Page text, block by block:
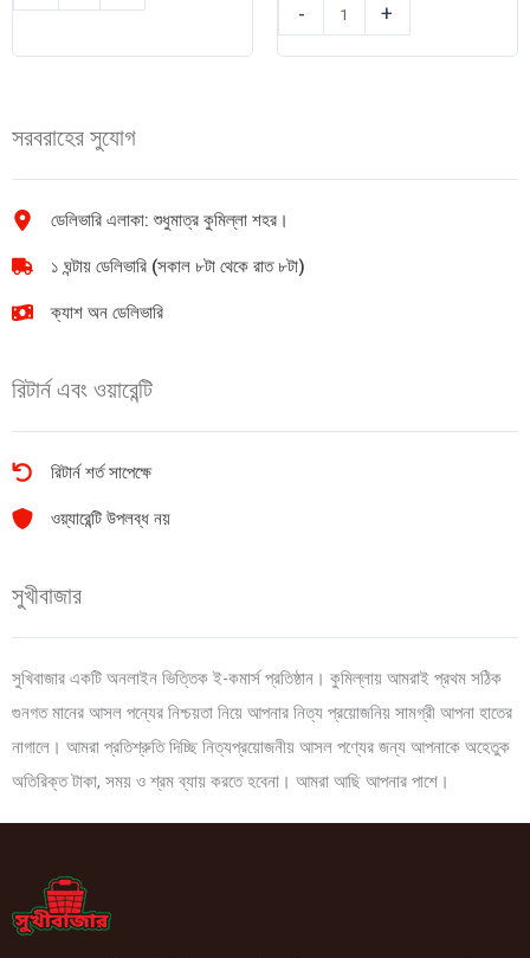
লাল
সস
-
APPLE
CIDER
+
সরবরাহের সুযোগ
ডেলিভারি এলাকা: শুধুমাত্র কুমিল্লা শহর।
১ ঘন্টায় ডেলিভারি (সকাল ৮টা থেকে রাত ৮টা)
ক্যাশ অন ডেলিভারি
রিটার্ন এবং ওয়ারেন্টি
রিটার্ন শর্ত সাপেক্ষে
ওয়্যারেন্টি উপলব্ধ নয়
সুখীবাজার
সুখিবাজার একটি অনলাইন ভিত্তিক ই-কমার্স প্রতিষ্ঠান। কুমিল্লায় আমরাই প্রথম সঠিক
গুনগত মানের আসল পন্যের নিশ্চয়তা নিয়ে আপনার নিত্য প্রয়োজনিয় সামগ্রী আপনা হাতের
নাগালে। আমরা প্রতিশ্রুতি দিচ্ছি নিত্যপ্রয়োজনীয় আসল পণ্যের জন্য আপনাকে অহেতুক
অতিরিক্ত টাকা, সময় ও শ্রম ব্যায় করতে হবেনা। আমরা আছি আপনার পাশে।